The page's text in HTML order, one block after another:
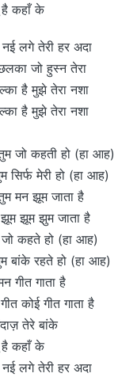
है कहाँ के
लगे तेरी हर अदा
जो हुस्न तेरा
है मुझे तेरा नशा
है मुझे तेरा नशा
जो कहती हो (हा आह)
सिर्फ मेरी हो (हा आह)
मन झूम जाता है
झूम झूम झुम जाता है
जो कहते हो (हा आह)
बांके रहते हो (हा आह)
गीत गाता है
कोई गीत गाता है
तेरे बांके
है कहाँ के
लगे तेरी हर अदा